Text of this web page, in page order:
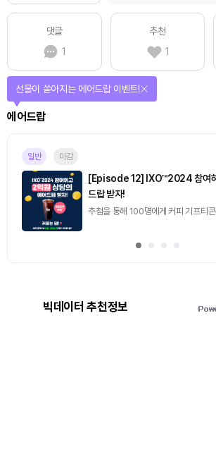
댓글
1
추천
1
퀴즈
퀴즈풀고 선물 받자!
진행중
[토큰포스트] 기사 퀴즈 657회차
2026.08.06 (목) ~ 2026.08.07 (금)
빅데이터 추천정보